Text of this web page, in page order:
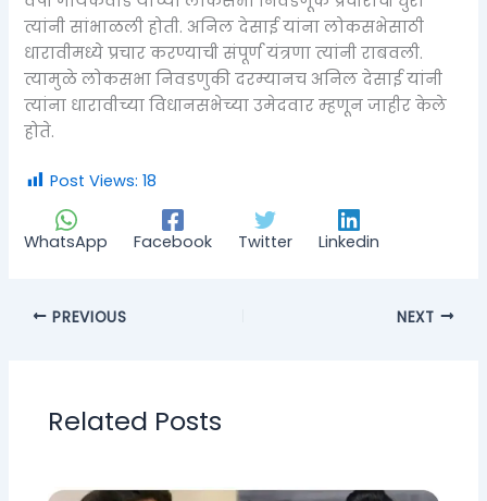
त्यांनी सांभाळली होती. अनिल देसाई यांना लोकसभेसाठी
धारावीमध्ये प्रचार करण्याची संपूर्ण यंत्रणा त्यांनी राबवली.
त्यामुळे लोकसभा निवडणुकी दरम्यानच अनिल देसाई यांनी
त्यांना धारावीच्या विधानसभेच्या उमेदवार म्हणून जाहीर केले
होते.
Post Views: 18
WhatsApp Facebook Twitter Linkedin
PREVIOUS NEXT
Related Posts